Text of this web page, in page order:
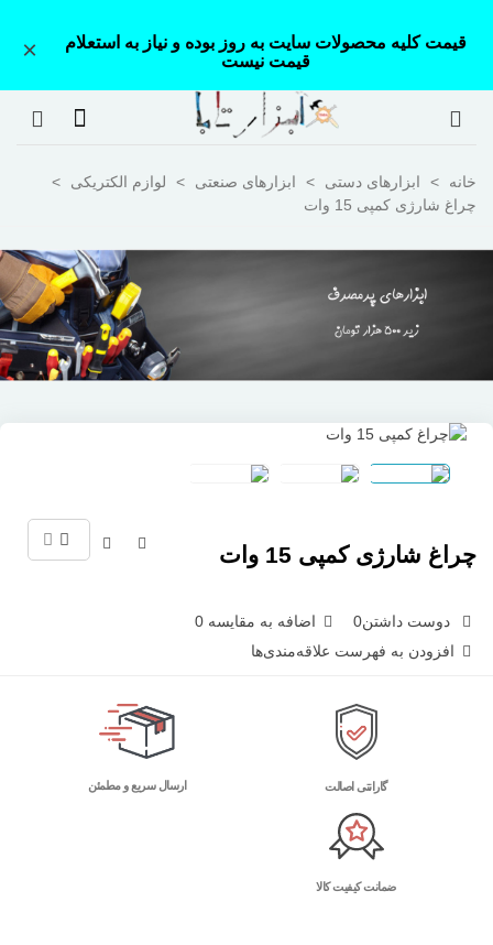
قیمت کلیه محصولات سایت به روز بوده و نیاز به استعلام
قیمت نیست
×
خانه > ابزارهای دستی > ابزارهای صنعتی > لوازم الکتریکی
>
چراغ شارژی کمپی 15 وات
چراغ شارژی کمپی 15 وات
دوست داشتن0 اضافه به مقایسه 0
افزودن به فهرست علاقه‌مندی‌ها
گارانتی اصالت ارسال سریع و مطمئن
ضمانت کیفیت کالا